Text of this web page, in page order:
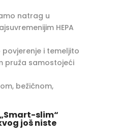
natrag u
HEPA
i temeljito
pruža samostojeći
bežičnom,
slim“
još niste